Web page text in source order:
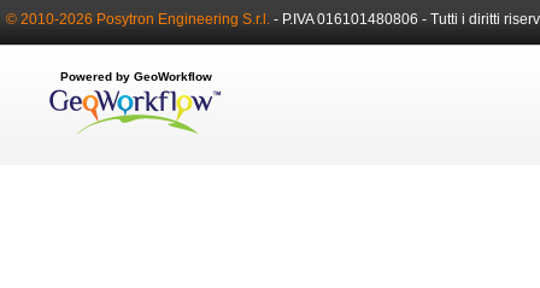
© 2010-2026 Posytron Engineering S.r.l. - P.IVA 016101480806 - Tutti i diritti
Powered by GeoWorkflow